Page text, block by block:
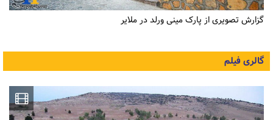
گزارش تصویری از پارک مینی ورلد در ملایر
گالری فیلم